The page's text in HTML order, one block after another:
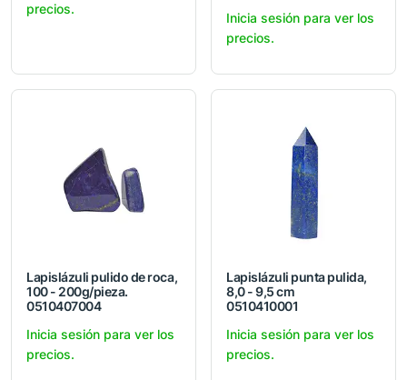
precios.
Inicia sesión para ver los
precios.
Lapislázuli pulido de roca,
100 - 200g/pieza.
0510407004
Inicia sesión para ver los
precios.
Lapislázuli punta pulida,
8,0 - 9,5 cm
0510410001
Inicia sesión para ver los
precios.